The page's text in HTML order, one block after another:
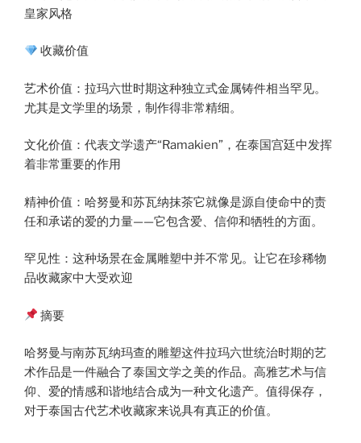
皇家风格
收藏价值
艺术价值：拉玛六世时期这种独立式金属铸件相当罕见。
尤其是文学里的场景，制作得非常精细。
文化价值：代表文学遗产“Ramakien”，在泰国宫廷中发挥
着非常重要的作用
精神价值：哈努曼和苏瓦纳抹茶它就像是源自使命中的责
任和承诺的爱的力量——它包含爱、信仰和牺牲的方面。
罕见性：这种场景在金属雕塑中并不常见。让它在珍稀物
品收藏家中大受欢迎
摘要
哈努曼与南苏瓦纳玛查的雕塑这件拉玛六世统治时期的艺
术作品是一件融合了泰国文学之美的作品。高雅艺术与信
仰、爱的情感和谐地结合成为一种文化遗产。值得保存，
对于泰国古代艺术收藏家来说具有真正的价值。